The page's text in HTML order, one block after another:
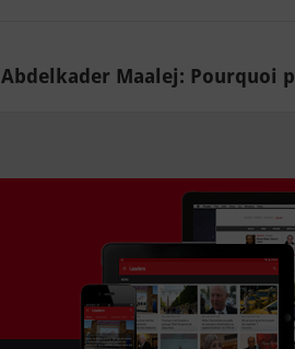
Abdelkader Maalej: Pourquoi